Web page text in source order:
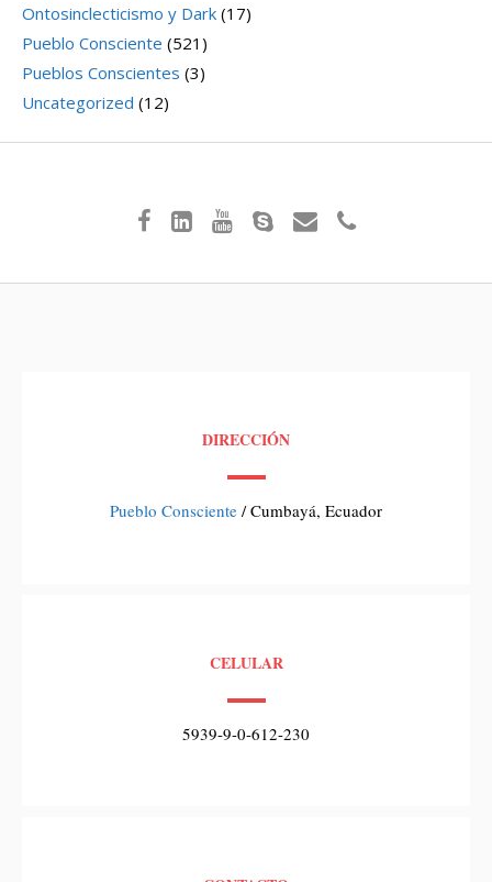
Ontosinclecticismo y Dark (17)
Pueblo Consciente (521)
Pueblos Conscientes (3)
Uncategorized (12)
DIRECCIÓN
Pueblo Consciente / Cumbayá, Ecuador
CELULAR
5939-9-0-612-230